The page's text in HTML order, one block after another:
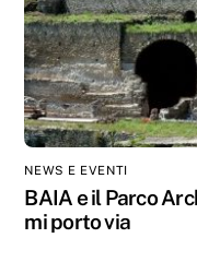
NEWS E EVENTI
BAIA e il Parco
mi porto via